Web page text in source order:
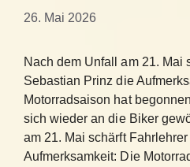
26. Mai 2026
Nach dem Unfall am 21. Mai
Sebastian Prinz die
Motorradsaison hat
sich wieder an die Biker
am 21. Mai schärft
Aufmerksamkeit: Die